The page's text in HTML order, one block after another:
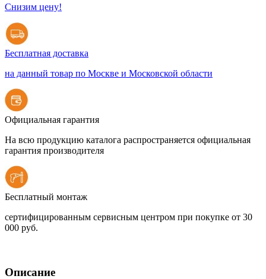
Снизим цену!
Бесплатная доставка
на данный товар по Москве и Московской области
Официальная гарантия
На всю продукцию каталога распространяется официальная
гарантия производителя
Бесплатный монтаж
сертифицированным сервисным центром при покупке от 30
000 руб.
Описание